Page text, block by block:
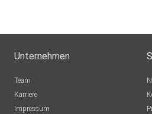
Unternehmen
Team
Karriere
Impressum